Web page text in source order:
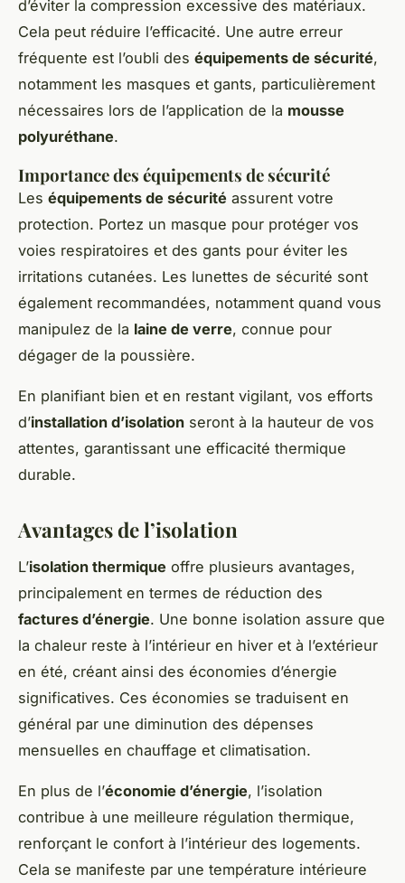
d’éviter la compression excessive des matériaux.
Cela peut réduire l’efficacité. Une autre erreur
fréquente est l’oubli des équipements de sécurité,
notamment les masques et gants, particulièrement
nécessaires lors de l’application de la mousse
polyuréthane.
Importance des équipements de sécurité
Les équipements de sécurité assurent votre
protection. Portez un masque pour protéger vos
voies respiratoires et des gants pour éviter les
irritations cutanées. Les lunettes de sécurité sont
également recommandées, notamment quand vous
manipulez de la laine de verre, connue pour
dégager de la poussière.
En planifiant bien et en restant vigilant, vos efforts
d’installation d’isolation seront à la hauteur de vos
attentes, garantissant une efficacité thermique
durable.
Avantages de l’isolation
L’isolation thermique offre plusieurs avantages,
principalement en termes de réduction des
factures d’énergie. Une bonne isolation assure que
la chaleur reste à l’intérieur en hiver et à l’extérieur
en été, créant ainsi des économies d’énergie
significatives. Ces économies se traduisent en
général par une diminution des dépenses
mensuelles en chauffage et climatisation.
En plus de l’économie d’énergie, l’isolation
contribue à une meilleure régulation thermique,
renforçant le confort à l’intérieur des logements.
Cela se manifeste par une température intérieure